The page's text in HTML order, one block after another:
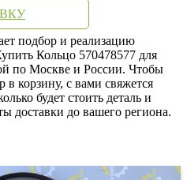
подбор и реализацию
Кольцо 570478577 для
по Москве и России. Чтобы
в корзину, с вами свяжется
будет стоить деталь и
доставки до вашего региона.